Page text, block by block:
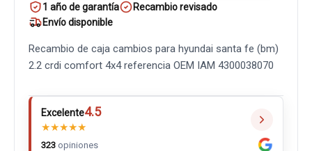
1 año de garantía
Recambio revisado
Envío disponible
Recambio de caja cambios para hyundai santa fe (bm)
2.2 crdi comfort 4x4 referencia OEM IAM 4300038070
Excelente4.5
★★★★★
323 opiniones